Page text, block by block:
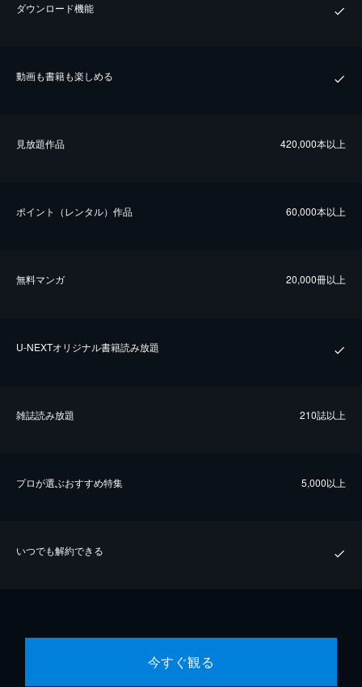
ダウンロード機能
動画も書籍も楽しめる
⾒放題作品 420,000本以上
ポイント（レンタル）作品 60,000本以上
無料マンガ 20,000冊以上
U-NEXTオリジナル書籍読み放題
雑誌読み放題 210誌以上
プロが選ぶおすすめ特集 5,000以上
いつでも解約できる
今すぐ観る